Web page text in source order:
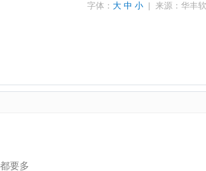
字体： 大 中 小 | 来源：华丰
要多